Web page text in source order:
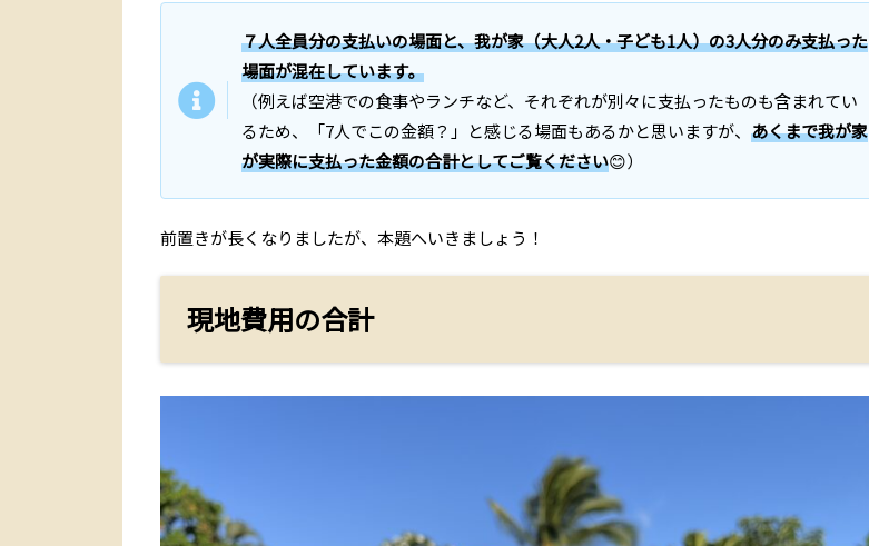
７人全員分の支払いの場面と、我が家（大人2人・子ども1人）の3人分のみ支払った
場面が混在しています。
（例えば空港での食事やランチなど、それぞれが別々に支払ったものも含まれてい
るため、「7人でこの金額？」と感じる場面もあるかと思いますが、 あくまで我が家
が実際に支払った金額の合計としてご覧ください😊）
前置きが長くなりましたが、本題へいきましょう！
現地費用の合計